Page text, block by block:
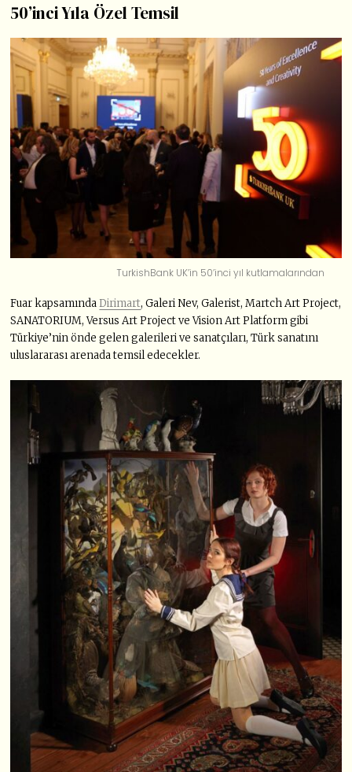
50’inci Yıla Özel Temsil
TurkishBank UK’in 50’inci yıl kutlamalarından
Fuar kapsamındaDirimart, Galeri Nev, Galerist, Martch Art Project,
SANATORIUM, Versus Art Project ve Vision Art Platform gibi
Türkiye’nin önde gelen galerileri ve sanatçıları, Türk sanatını
uluslararası arenada temsil edecekler.